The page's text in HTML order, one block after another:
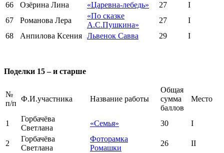
66
Озёрина Лина «Царевна-лебедь» 27
I
67
Романова Лера
«По сказке
А.С.Пушкина»
27
I
68
Анпилова Ксения Львенок Савва 29 I
Поделки 15 – и старше
№
п/п
Ф.И.участника Название работы
Общая
сумма
баллов
Место
1
Горбачёва
Светлана
«Семья» 30 I
2
Горбачёва
Светлана
Фоторамка
Ромашки
26 II